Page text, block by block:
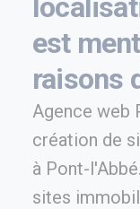
est
raisons
Agence web
création de
à Pont-
sites